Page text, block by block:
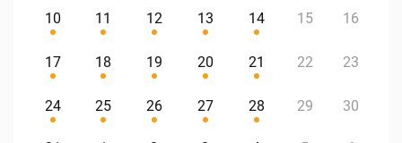
10 11 12 13 14 15 16
17 18 19 20 21 22 23
24 25 26 27 28 29 30